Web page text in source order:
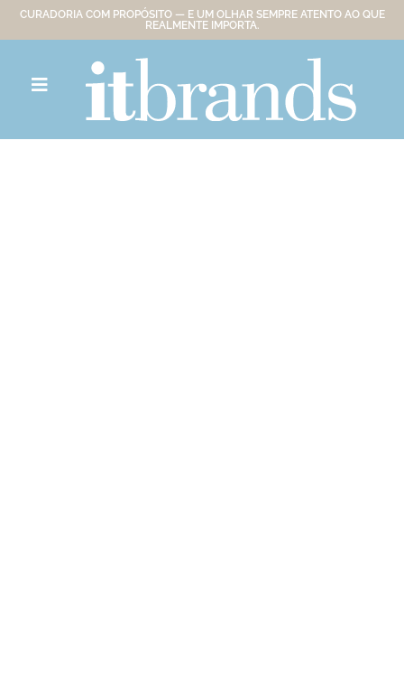
CURADORIA COM PROPÓSITO — E UM OLHAR SEMPRE ATENTO AO QUE
REALMENTE IMPORTA.